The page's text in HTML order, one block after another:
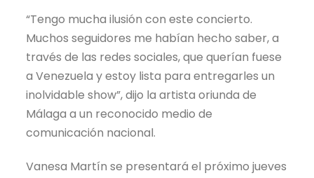
“Tengo mucha ilusión con este concierto.
Muchos seguidores me habían hecho saber, a
través de las redes sociales, que querían fuese
a Venezuela y estoy lista para entregarles un
inolvidable show”, dijo la artista oriunda de
Málaga a un reconocido medio de
comunicación nacional.
Vanesa Martín se presentará el próximo jueves